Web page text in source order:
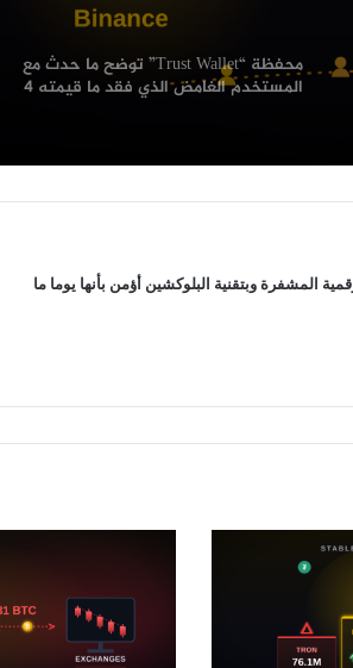
محفظة “Trust Wallet” توضح ما حدث مع
المستخدم الغامض الذي فقد ما قيمته 4
المشفرة وبتقنية البلوكشين أؤمن بأنها يوما ما